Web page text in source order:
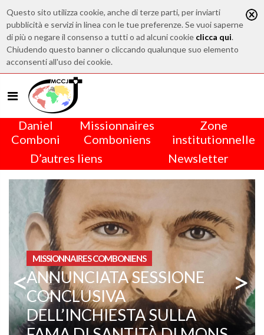
Questo sito utilizza cookie, anche di terze parti, per inviarti
pubblicità e servizi in linea con le tue preferenze. Se vuoi saperne
di più o negare il consenso a tutti o ad alcuni cookie clicca qui.
Chiudendo questo banner o cliccando qualunque suo elemento
acconsenti all'uso dei cookie.
Daniel
Comboni
Missionnaires
Comboniens
Zone
institutionnelle
D’autres liens
Newsletter
< MISSIONNAIRES COMBONIENS
PADRE EZECHIELE RAMIN,
>